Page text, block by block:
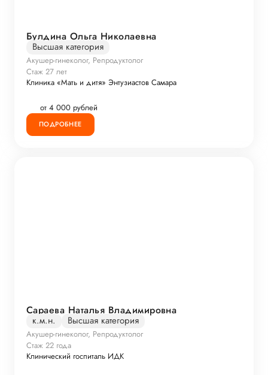
Булдина Ольга Николаевна
Высшая категория
Акушер-гинеколог, Репродуктолог
Стаж 27 лет
Клиника «Мать и дитя» Энтузиастов Самара
от 4 000 рублей
ПОДРОБНЕЕ
Сараева Наталья Владимировна
к.м.н. Высшая категория
Акушер-гинеколог, Репродуктолог
Стаж 22 года
Клинический госпиталь ИДК